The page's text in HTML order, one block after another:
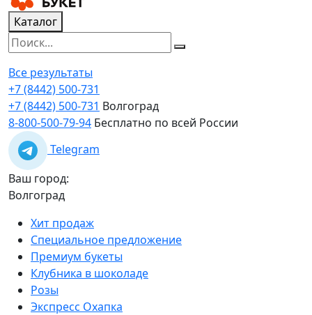
Каталог
Все результаты
+7 (8442) 500-731
+7 (8442) 500-731 Волгоград
8-800-500-79-94 Бесплатно по всей России
Telegram
Ваш город:
Волгоград
Хит продаж
Специальное предложение
Премиум букеты
Клубника в шоколаде
Розы
Экспресс Охапка